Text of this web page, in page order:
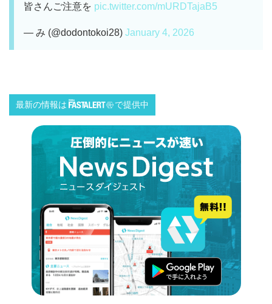
皆さんご注意を pic.twitter.com/mURDTajaB5
— み (@dodontokoi28) January 4, 2026
最新の情報は で提供中